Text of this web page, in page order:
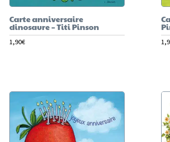
Carte anniversaire
dinosaure – Titi Pinson
1,90€